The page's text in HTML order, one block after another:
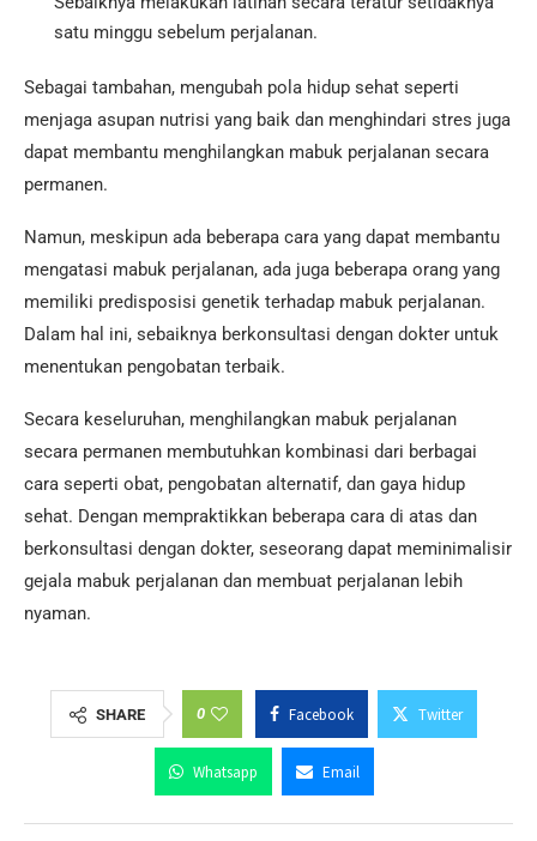
satu minggu sebelum perjalanan.
Sebagai tambahan, mengubah pola hidup sehat seperti
menjaga asupan nutrisi yang baik dan menghindari stres juga
dapat membantu menghilangkan mabuk perjalanan secara
permanen.
Namun, meskipun ada beberapa cara yang dapat membantu
mengatasi mabuk perjalanan, ada juga beberapa orang yang
memiliki predisposisi genetik terhadap mabuk perjalanan.
Dalam hal ini, sebaiknya berkonsultasi dengan dokter untuk
menentukan pengobatan terbaik.
Secara keseluruhan, menghilangkan mabuk perjalanan
secara permanen membutuhkan kombinasi dari berbagai
cara seperti obat, pengobatan alternatif, dan gaya hidup
sehat. Dengan mempraktikkan beberapa cara di atas dan
berkonsultasi dengan dokter, seseorang dapat meminimalisir
gejala mabuk perjalanan dan membuat perjalanan lebih
nyaman.
SHARE 0 Facebook Twitter
Whatsapp Email